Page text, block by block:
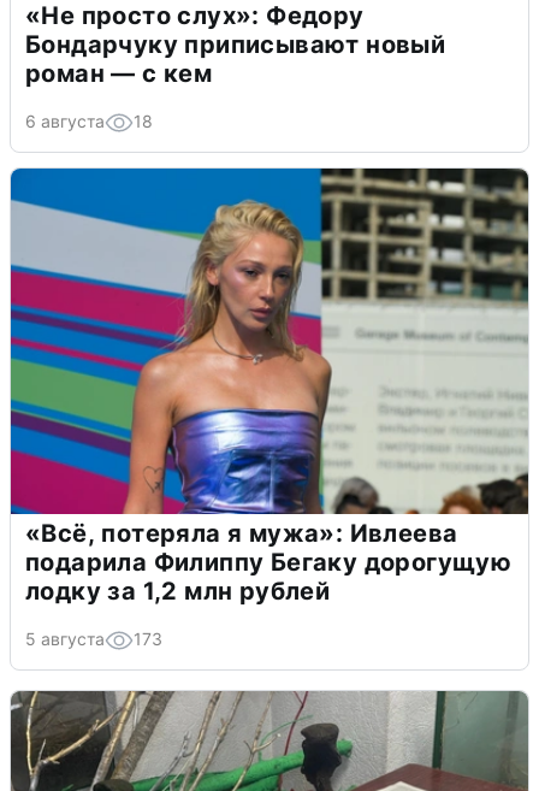
«Не просто слух»: Федору
Бондарчуку приписывают новый
роман — с кем
6 августа 18
«Всё, потеряла я мужа»: Ивлеева
подарила Филиппу Бегаку дорогущую
лодку за 1,2 млн рублей
5 августа 173